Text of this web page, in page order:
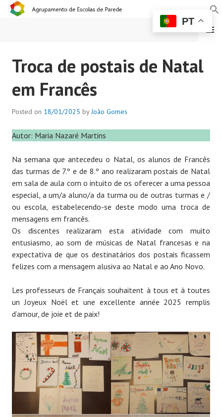
AGRUPAMENTO DE
ESCOLAS DE PAREDE
MENU
Troca de postais de Natal
em Francês
Posted on 18/01/2025 byJoão Gomes
Autor: Maria Nazaré Martins
Na semana que antecedeu o Natal, os alunos de Francês
das turmas de 7.º e de 8.º ano realizaram postais de Natal
em sala de aula com o intuito de os oferecer a uma pessoa
especial, a um/a aluno/a da turma ou de outras turmas e /
ou escola, estabelecendo-se deste modo uma troca de
mensagens em francês.
Os discentes realizaram esta atividade com muito
entusiasmo, ao som de músicas de Natal francesas e na
expectativa de que os destinatários dos postais ficassem
felizes com a mensagem alusiva ao Natal e ao Ano Novo.
Les professeurs de Français souhaitent à tous et à toutes
un Joyeux Noël et une excellente année 2025 remplis
d’amour, de joie et de paix!
PT